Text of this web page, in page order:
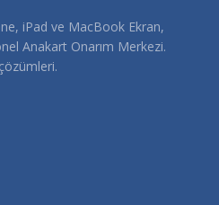
iPad ve MacBook Ekran,
Anakart Onarım Merkezi.